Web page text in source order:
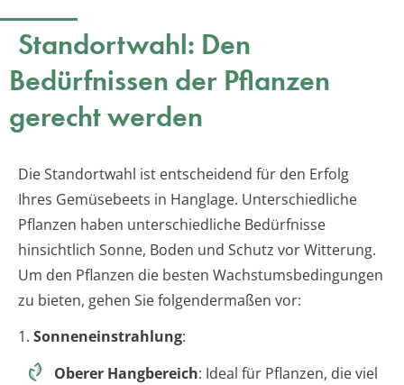
Standortwahl: Den
Bedürfnissen der Pflanzen
gerecht werden
Die Standortwahl ist entscheidend für den Erfolg
Ihres Gemüsebeets in Hanglage. Unterschiedliche
Pflanzen haben unterschiedliche Bedürfnisse
hinsichtlich Sonne, Boden und Schutz vor Witterung.
Um den Pflanzen die besten Wachstumsbedingungen
zu bieten, gehen Sie folgendermaßen vor:
1. Sonneneinstrahlung:
Oberer Hangbereich: Ideal für Pflanzen, die viel